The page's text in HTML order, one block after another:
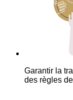
Garantir la
des règles